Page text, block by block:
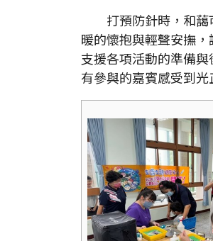
打預防針時，和藹
暖的懷抱與輕聲安撫
支援各項活動的準備
有參與的嘉賓感受到